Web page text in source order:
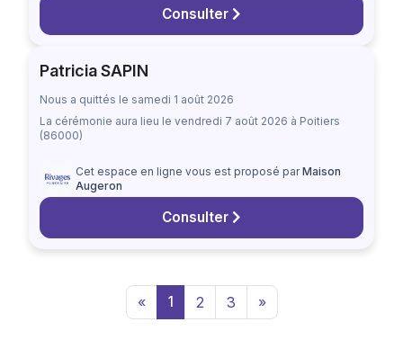
Consulter
Patricia SAPIN
Nous a quittés le samedi 1 août 2026
La cérémonie aura lieu le vendredi 7 août 2026 à Poitiers
(86000)
Cet espace en ligne vous est proposé parMaison
Augeron
Consulter
« 1 2 3 »